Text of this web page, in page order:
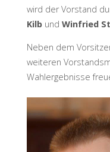
wird der Vorstand
Kilbund Winfried
Neben dem
weiteren
Wahlergebnisse